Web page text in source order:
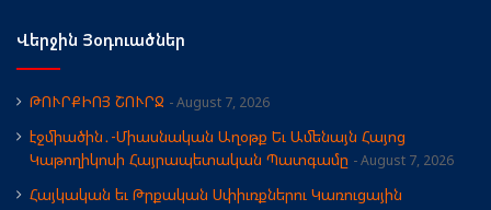
Վերջին Յօդուածներ
ԹՈՒՐՔԻՈՅ ՇՈՒՐՋ August 7, 2026
էջմիածին․-Միասնական Աղօթք Եւ Ամենայն Հայոց
Կաթողիկոսի Հայրապետական Պատգամը
August 7, 2026
Հայկական եւ Թրքական Սփիւռքներու Կառուցային